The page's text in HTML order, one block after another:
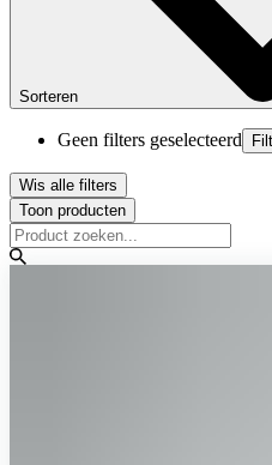
Sorteren
Geen filters geselecteerd
Wis alle filters
Toon producten